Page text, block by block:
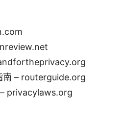
南 – routerguide.org
privacylaws.org